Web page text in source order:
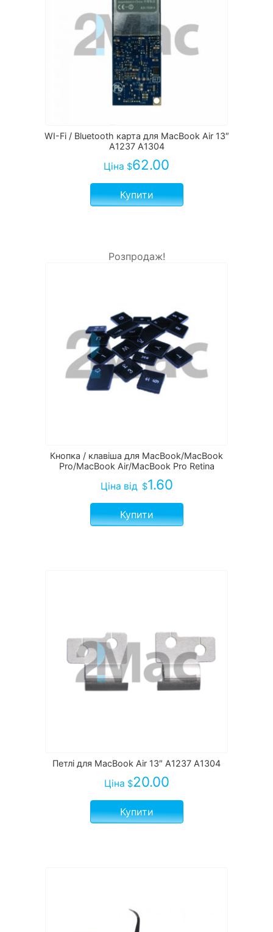
WI-Fi / Bluetooth карта для MacBook Air 13″
A1237 A1304
Ціна $62.00
Купити
Розпродаж!
Кнопка / клавіша для MacBook/MacBook
Pro/MacBook Air/MacBook Pro Retina
Ціна від $1.60
Купити
Петлі для MacBook Air 13″ A1237 A1304
Ціна $20.00
Купити